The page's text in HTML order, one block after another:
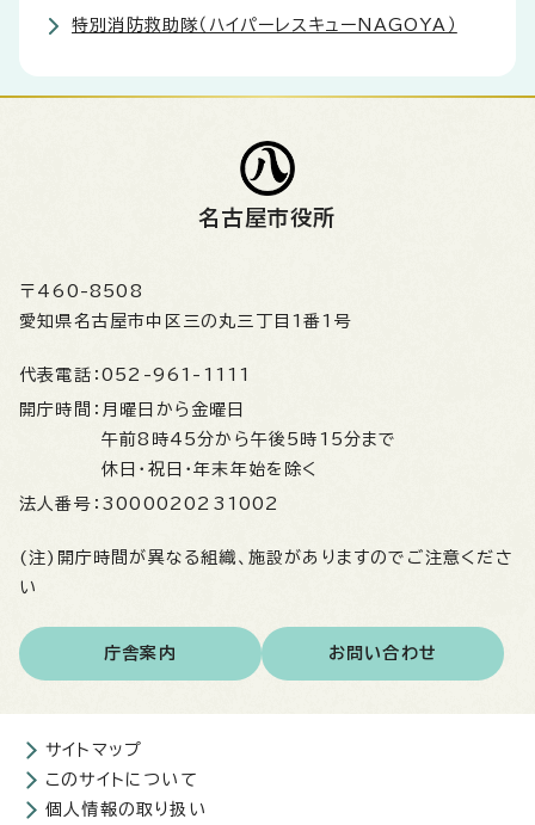
特別消防救助隊（ハイパーレスキューNAGOYA）
名古屋市役所
〒460-8508
愛知県名古屋市中区三の丸三丁目1番1号
代表電話： 052-961-1111
開庁時間： 月曜日から金曜日
午前8時45分から午後5時15分まで
休日・祝日・年末年始を除く
法人番号： 3000020231002
(注)開庁時間が異なる組織、施設がありますのでご注意くださ
い
庁舎案内 お問い合わせ
サイトマップ
このサイトについて
個人情報の取り扱い